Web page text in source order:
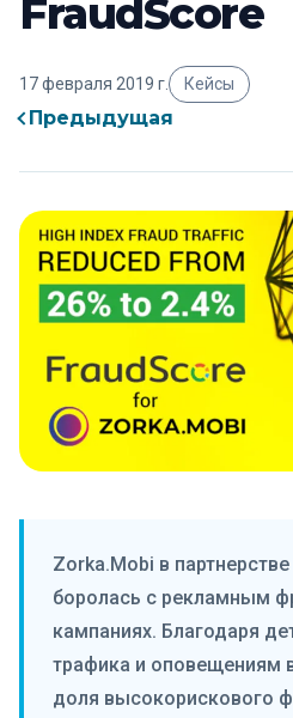
FraudScore
17 февраля 2019 г. Кейсы
Предыдущая
Zorka.Mobi в
боролась с рекламным
кампаниях. Благодаря
трафика и оповещениям
доля высокорискового